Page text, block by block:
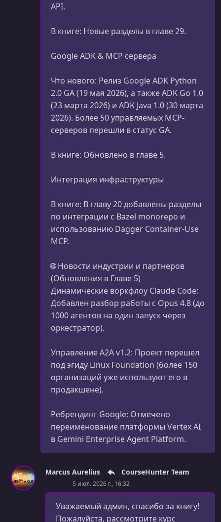
API.
В книге: Новые разделы в главе 29.
Google ADK & MCP сервера
Что нового: Релиз Google ADK Python
2.0 GA (19 мая 2026), а также ADK Go 1.0
(23 марта 2026) и ADK Java 1.0 (30 марта
2026). Более 50 управляемых MCP-
серверов перешли в статус GA.
В книге: Обновлено в главе 5.
Интеграция инфраструктуры
В книге: В главу 20 добавлены разделы
по интеграции с Bazel monorepo и
использованию Dagger Container-Use
MCP.
🌐 Новости индустрии и партнеров
(Обновления в Главе 5)
Динамические воркфлоу Claude Code:
Добавлен разбор работы с Opus 4.8 (до
1000 агентов на один запуск через
оркестратор).
Управление A2A v1.2: Проект перешел
под эгиду Linux Foundation (более 150
организаций уже используют его в
продакшене).
Ребрендинг Google: Отмечено
переименование платформы Vertex AI
в Gemini Enterprise Agent Platform.
Marcus Aurelius CourseHunter Team
5 июл. 2026 г., 16:32
Уважаемый админ, спасибо за книгу!
Пожалуйста, рассмотрите курс